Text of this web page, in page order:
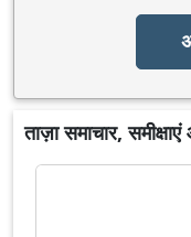
ताज़ा समाचार,